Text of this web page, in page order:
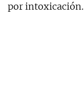
por intoxicación.